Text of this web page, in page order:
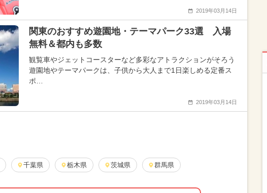
2019年03月14日
関東のおすすめ遊園地・テーマパーク33選 入場
無料＆都内も多数
観覧車やジェットコースターなど多彩なアトラクションがそろう
遊園地やテーマパークは、子供から大人まで1日楽しめる定番ス
ポ…
2019年03月14日
千葉県 栃木県 茨城県 群馬県